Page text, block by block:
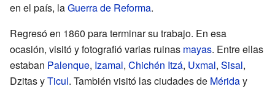
en el país, laGuerra de Reforma.
Regresó en 1860 para terminar su trabajo. En esa
ocasión, visitó y fotografió varias ruinas mayas. Entre ellas
estaban Palenque, Izamal, Chichén Itzá, Uxmal, Sisal,
Dzitas yTicul. También visitó las ciudades de Mériday